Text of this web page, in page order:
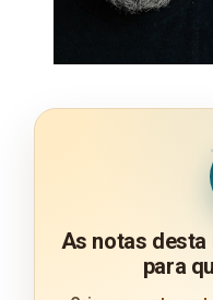
As notas
para